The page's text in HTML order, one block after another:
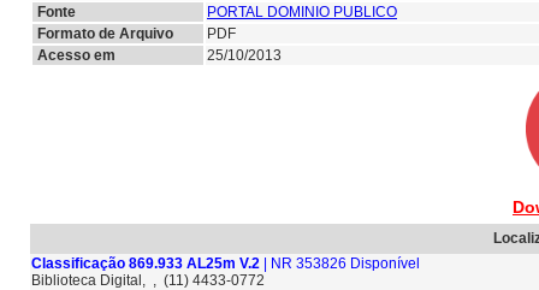
Fonte
PORTAL DOMINIO PUBLICO
Formato de Arquivo
PDF
Acesso em
25/10/2013
Classificação 869.933 AL25m V.2 | NR 353826 Disponível
Biblioteca Digital, , (11) 4433-0772